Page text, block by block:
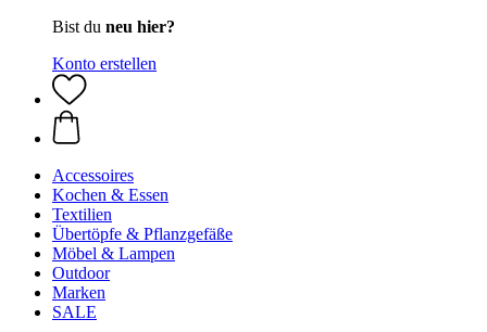
Bist du neu hier?
Konto erstellen
Accessoires
Kochen & Essen
Textilien
Übertöpfe & Pflanzgefäße
Möbel & Lampen
Outdoor
Marken
SALE